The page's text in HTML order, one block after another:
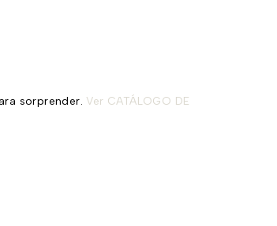
sorprender. Ver CATÁLOGO DE